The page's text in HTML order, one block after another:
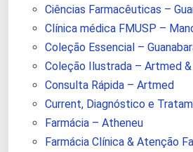
Ciências Farmacêuticas –
Clínica médica FMUSP –
Coleção Essencial –
Coleção Ilustrada – Artmed
Consulta Rápida – Artmed
Current, Diagnóstico e
Farmácia – Atheneu
Farmácia Clínica & Atenção